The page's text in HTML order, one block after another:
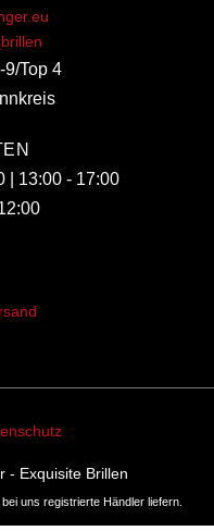
9/Top 4
| 13:00 - 17:00
- Exquisite Brillen
uns registrierte Händler liefern.